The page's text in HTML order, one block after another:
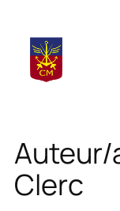
contenu
Clerc